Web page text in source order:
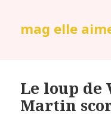
mag elle
Le loup de
Martin